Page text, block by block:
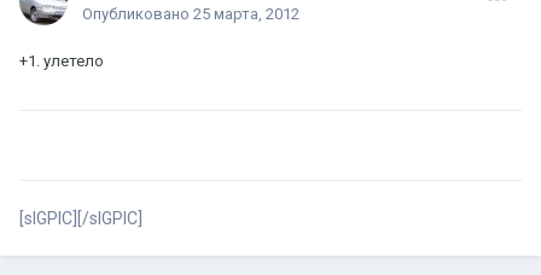
Опубликовано 25 марта, 2012
+1. улетело
[sIGPIC][/sIGPIC]